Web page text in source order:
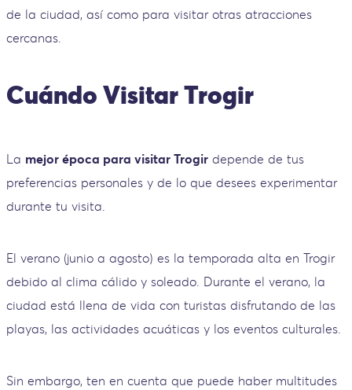
de la ciudad, así como para visitar otras atracciones
cercanas.
Cuándo Visitar Trogir
La mejor época para visitar Trogir depende de tus
preferencias personales y de lo que desees experimentar
durante tu visita.
El verano (junio a agosto) es la temporada alta en Trogir
debido al clima cálido y soleado. Durante el verano, la
ciudad está llena de vida con turistas disfrutando de las
playas, las actividades acuáticas y los eventos culturales.
Sin embargo, ten en cuenta que puede haber multitudes